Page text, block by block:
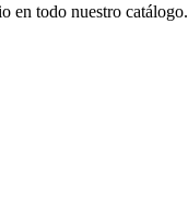
en todo nuestro catálogo.